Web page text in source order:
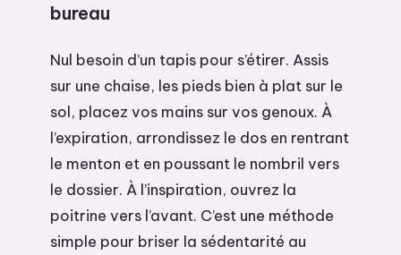
bureau
Nul besoin d’un tapis pour s’étirer. Assis
sur une chaise, les pieds bien à plat sur le
sol, placez vos mains sur vos genoux. À
l’expiration, arrondissez le dos en rentrant
le menton et en poussant le nombril vers
le dossier. À l’inspiration, ouvrez la
poitrine vers l’avant. C’est une méthode
simple pour briser la sédentarité au